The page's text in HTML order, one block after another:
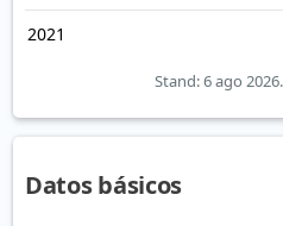
2021
Stand: 6 ago 2026.
Datos básicos